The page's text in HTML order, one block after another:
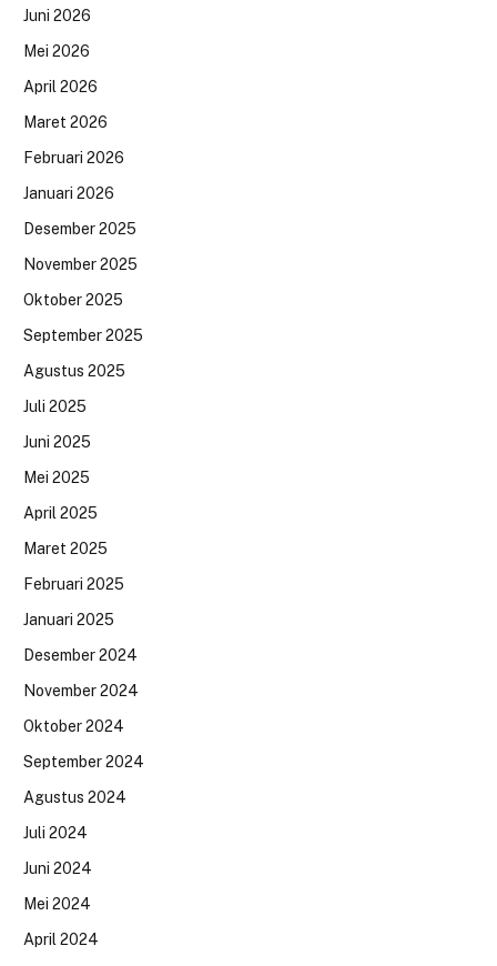
Juni 2026
Mei 2026
April 2026
Maret 2026
Februari 2026
Januari 2026
Desember 2025
November 2025
Oktober 2025
September 2025
Agustus 2025
Juli 2025
Juni 2025
Mei 2025
April 2025
Maret 2025
Februari 2025
Januari 2025
Desember 2024
November 2024
Oktober 2024
September 2024
Agustus 2024
Juli 2024
Juni 2024
Mei 2024
April 2024